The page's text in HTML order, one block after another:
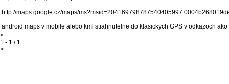
http://maps.google.cz/maps/
android maps v mobile alebo kml stiahnutelne do klasickych GPS v odkazoch ako
<
1 - 1 / 1
>